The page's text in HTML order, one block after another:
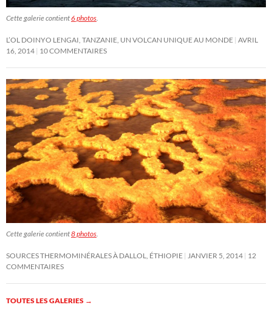
Cette galerie contient6 photos
L’OL DOINYO LENGAI, TANZANIE, UN VOLCAN UNIQUE AU MONDE AVRIL
16, 2014 10 COMMENTAIRES
Cette galerie contient8 photos
SOURCES THERMOMINÉRALES À DALLOL, ÉTHIOPIE JANVIER 5, 2014 12
COMMENTAIRES
TOUTES LES GALERIES →